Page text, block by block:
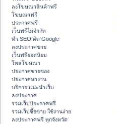
ลงโฆษณาสินค้าฟรี
โฆษณาฟรี
ประกาศฟรี
เว็บฟรีไม่จำกัด
ทำ SEO ติด Google
ลงประกาศขาย
เว็บฟรียอดนิยม
โพสโฆษณา
ประกาศขายของ
ประกาศหางาน
บริการ แนะนำเว็บ
ลงประกาศ
รวมเว็บประกาศฟรี
รวมเว็บซื้อขาย ใช้งานง่าย
ลงประกาศฟรี ทุกจังหวัด